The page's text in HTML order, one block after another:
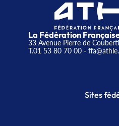
La Fédération
33 Avenue Pierre de
T.01 53 80 70 00-
Sites